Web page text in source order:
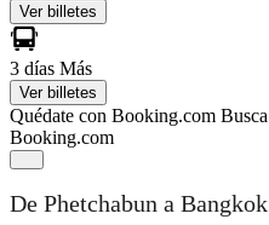
Ver billetes
3 días Más
Ver billetes
Quédate con Booking.com
Booking.com
De Phetchabun a